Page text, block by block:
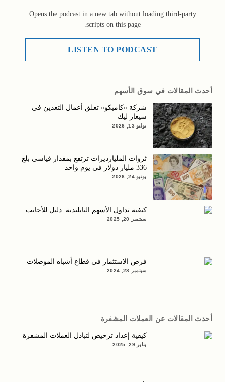
Opens the podcast in a new tab without loading third-party
scripts on this page.
LISTEN TO PODCAST
أحدث المقالات في سوق الأسهم
شركة «كاميكو» تعلق أعمال التعدين في
سيغار ليك
يوليو 13, 2026
ثروات المليارديرات ترتفع بمقدار قياسي بلغ
336 مليار دولار في يوم واحد
يونيو 24, 2026
كيفية تداول الأسهم التايلندية: دليل للأجانب
سبتمبر 20, 2025
فرص الاستثمار في قطاع أشباه الموصلات
سبتمبر 28, 2024
أحدث المقالات عن العملات المشفرة
كيفية إعداد ترخيص لتبادل العملات المشفرة
يناير 29, 2025